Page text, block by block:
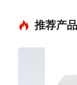
推荐产品